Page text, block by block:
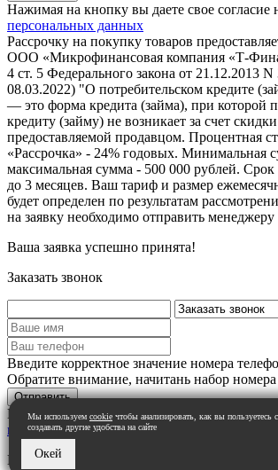
Нажимая на кнопку вы даете свое согласие
персональных данных
Рассрочку на покупку товаров
ООО «Микрофинансовая компания «Т-
4 ст. 5 Федерального закона от 21.12.2013
08.03.2022) "О потребительском кредите
— это форма кредита (займа), при которой
кредиту (займу) не возникает за счет
предоставляемой продавцом. Процентная
«Рассрочка» - 24% годовых. Минимальная
максимальная сумма - 500 000 рублей. Срок
до 3 месяцев. Ваш тариф и размер
будет определен по результатам
на заявку необходимо отправить
Ваша заявка успешно принята!
Заказать звонок
Введите корректное значение номера
Обратите внимание, начитань набор
Нажимая на кнопку вы даете свое согласие
персональных данных
Ваша заявка успешно принята!
Мы используем cookie чтобы анализировать, как вы пользуетесь
создавать другие удобства на сайте
Окей